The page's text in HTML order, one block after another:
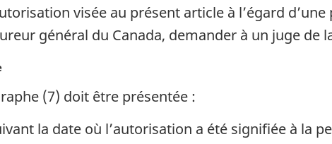
visée au présent article à l’égard
général du Canada, demander à un juge de
(7) doit être présentée :
la date où l’autorisation a été signifiée à la